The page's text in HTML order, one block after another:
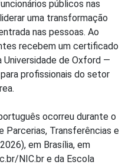
públicos nas
uma transformação
nas pessoas. Ao
recebem um certificado
Universidade de Oxford —
profissionais do setor
ocorreu durante o
Parcerias, Transferências e
em Brasília, em
NIC.br e da Escola